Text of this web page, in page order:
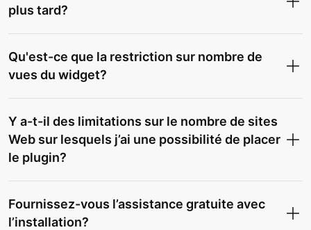
plus tard?
Qu'est-ce que la restriction sur nombre de
vues du widget?
Y a-t-il des limitations sur le nombre de sites
Web sur lesquels j’ai une possibilité de placer
le plugin?
Fournissez-vous l’assistance gratuite avec
l’installation?